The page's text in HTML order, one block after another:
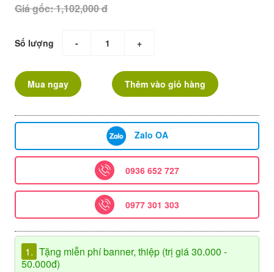
Giá gốc: 1,102,000 đ
Số lượng - +
Mua ngay Thêm vào giỏ hàng
Zalo OA
0936 652 727
0977 301 303
1. Tặng miễn phí banner, thiệp (trị giá 30.000 -
50.000đ)